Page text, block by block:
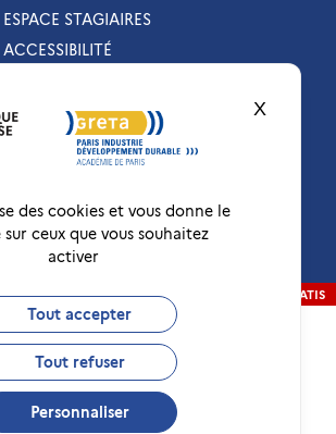
des cookies et vous donne le
ceux que vous souhaitez
activer
Tout accepter
Tout refuser
Personnaliser
X
ESPACE STAGIAIRES
ACCESSIBILITÉ
CONDITIONS
GÉNÉRALES DE VENTE
MENTIONS LÉGALES
STRATIS